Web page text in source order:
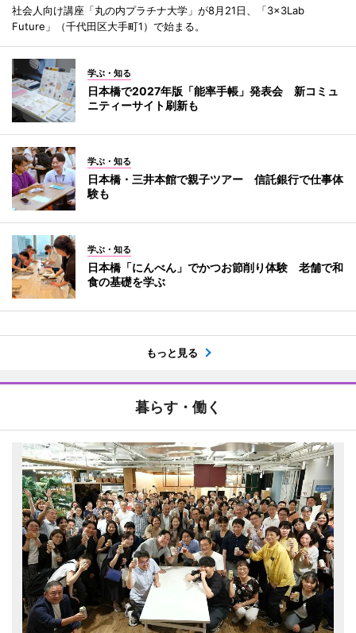
社会人向け講座「丸の内プラチナ大学」が8月21日、「3×3Lab
Future」（千代田区大手町1）で始まる。
学ぶ・知る
日本橋で2027年版「能率手帳」発表会 新コミュ
ニティーサイト刷新も
学ぶ・知る
日本橋・三井本館で親子ツアー 信託銀行で仕事体
験も
学ぶ・知る
日本橋「にんべん」でかつお節削り体験 老舗で和
食の基礎を学ぶ
もっと見る
暮らす・働く